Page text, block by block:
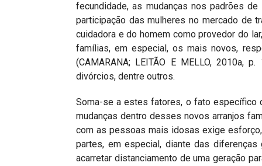
fecundidade, as mudanças nos padrões
participação das mulheres no mercado de
cuidadora e do homem como provedor do
famílias, em especial, os mais novos,
(CAMARANA; LEITÃO E MELLO, 2010a,
divórcios, dentre outros.
Soma-se a estes fatores, o fato específico
mudanças dentro desses novos arranjos
com as pessoas mais idosas exige
partes, em especial, diante das
acarretar distanciamento de uma geração